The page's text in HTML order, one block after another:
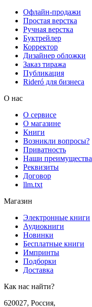
Офлайн-продажи
Простая верстка
Ручная верстка
Буктрейлер
Корректор
Дизайнер обложки
Заказ тиража
Публикация
Rideró для бизнеса
О нас
О сервисе
О магазине
Книги
Возникли вопросы?
Приватность
Наши преимущества
Реквизиты
Договор
llm.txt
Магазин
Электронные книги
Аудиокниги
Новинки
Бесплатные книги
Импринты
Подборки
Доставка
Как нас найти?
620027, Россия,